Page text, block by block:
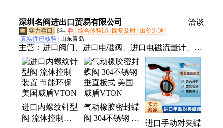
材质 780X 流体
控制系统
角式 二通三通
深圳名阀进出口贸易有限公司 洽谈
8年 档 综合体验L0 回复及时 出价迅速
真实性已核验 山东青岛
主营： 进口阀门、进口电磁阀、进口电磁流量计、进
口电动调节阀、进口球阀、进口气动调节阀、进口自
力式调节阀、进口闸阀、进口止回阀、进口高温球
阀、进口电动球阀、进口电动蝶阀、进口低温球阀、
进口气动球阀、进口气动蝶阀、进口法兰球阀、进口
涡街流量计、进口涡轮流量计、进口高压电磁阀、进
口电动执行器、进口气动执行器
进口内螺纹针型
阀 流体控制装
气动橡胶密封蝶
阀 304不锈钢 垂
进口手动对夹蝶